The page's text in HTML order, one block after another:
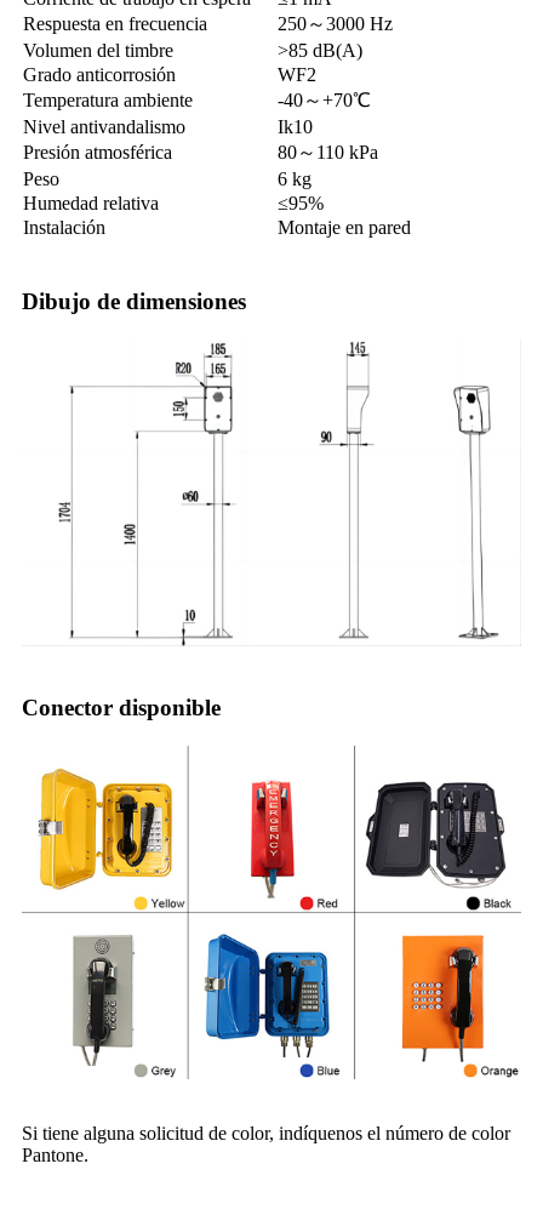
Respuesta en frecuencia
250～3000 Hz
Volumen del timbre
>85 dB(A)
Grado anticorrosión
WF2
Temperatura ambiente
-40～+70℃
Nivel antivandalismo
Ik10
Presión atmosférica
80～110 kPa
Peso
6 kg
Humedad relativa
≤95%
Instalación
Montaje en pared
Dibujo de dimensiones
Conector disponible
Si tiene alguna solicitud de color, indíquenos el número de color
Pantone.